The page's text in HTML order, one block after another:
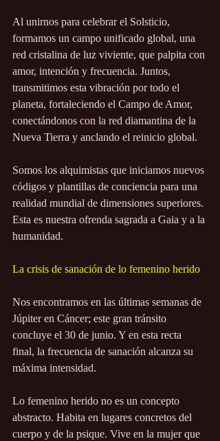
Al unirnos para celebrar el Solsticio,
formamos un campo unificado global, una
red cristalina de luz viviente, que palpita con
amor, intención y frecuencia. Juntos,
transmitimos esta vibración por todo el
planeta, fortaleciendo el Campo de Amor,
conectándonos con la red diamantina de la
Nueva Tierra y anclando el reinicio global.
Somos los alquimistas que iniciamos nuevos
códigos y plantillas de conciencia para una
realidad mundial de dimensiones superiores.
Esta es nuestra ofrenda sagrada a Gaia y a la
humanidad.
La crisis de sanación de lo femenino herido
Nos encontramos en las últimas semanas de
Júpiter en Cáncer; este gran tránsito
concluye el 30 de junio. Y en esta recta
final, la frecuencia de sanación alcanza su
máxima intensidad.
Lo femenino herido no es un concepto
abstracto. Habita en lugares concretos del
cuerpo y de la psique. Vive en la mujer que